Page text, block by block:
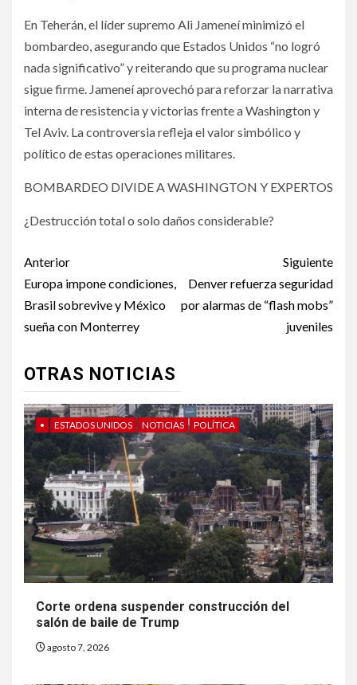
En Teherán, el líder supremo Ali Jameneí minimizó el
bombardeo, asegurando que Estados Unidos “no logró
nada significativo” y reiterando que su programa nuclear
sigue firme. Jameneí aprovechó para reforzar la narrativa
interna de resistencia y victorias frente a Washington y
Tel Aviv. La controversia refleja el valor simbólico y
político de estas operaciones militares.
BOMBARDEO DIVIDE A WASHINGTON Y EXPERTOS
¿Destrucción total o solo daños considerable?
Post
navigation
Anterior
Europa impone condiciones,
Brasil sobrevive y México
sueña con Monterrey
Siguiente
Denver refuerza seguridad
por alarmas de “flash mobs”
juveniles
OTRAS NOTICIAS
• ESTADOS UNIDOS NOTICIAS POLÍTICA
Corte ordena suspender construcción del
salón de baile de Trump
agosto 7, 2026